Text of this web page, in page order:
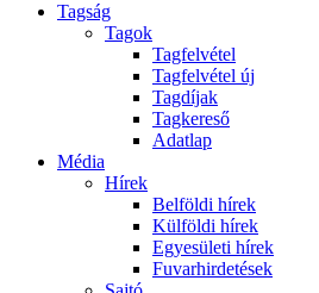
Tagság
Tagok
Tagfelvétel
Tagfelvétel új
Tagdíjak
Tagkereső
Adatlap
Média
Hírek
Belföldi hírek
Külföldi hírek
Egyesületi hírek
Fuvarhirdetések